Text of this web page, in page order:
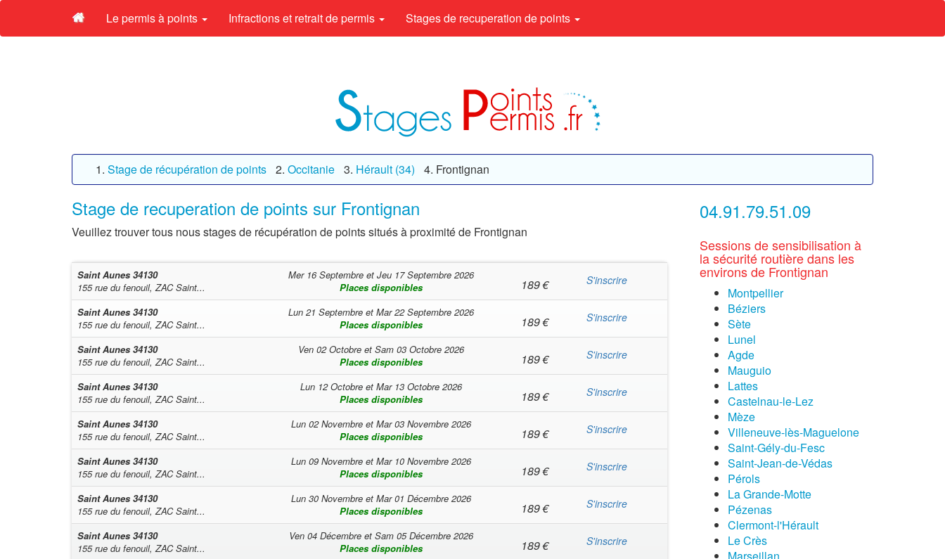
Le permis à points Infractions et retrait de permis Stages de recuperation de points
Stage de récupération de points Occitanie Hérault (34) Frontignan
Stage de recuperation de points sur Frontignan
Veuillez trouver tous nous stages de récupération de points situés à proximité de Frontignan
Saint Aunes 34130
155 rue du fenouil, ZAC Saint...
Mer 16 Septembre et Jeu 17 Septembre 2026
Places disponibles
189€ S'inscrire
Saint Aunes 34130
155 rue du fenouil, ZAC Saint...
Lun 21 Septembre et Mar 22 Septembre 2026
Places disponibles
189€ S'inscrire
Saint Aunes 34130
155 rue du fenouil, ZAC Saint...
Ven 02 Octobre et Sam 03 Octobre 2026
Places disponibles
189€ S'inscrire
Saint Aunes 34130
155 rue du fenouil, ZAC Saint...
Lun 12 Octobre et Mar 13 Octobre 2026
Places disponibles
189€ S'inscrire
Saint Aunes 34130
155 rue du fenouil, ZAC Saint...
Lun 02 Novembre et Mar 03 Novembre 2026
Places disponibles
189€ S'inscrire
Saint Aunes 34130
155 rue du fenouil, ZAC Saint...
Lun 09 Novembre et Mar 10 Novembre 2026
Places disponibles
189€ S'inscrire
Saint Aunes 34130
155 rue du fenouil, ZAC Saint...
Lun 30 Novembre et Mar 01 Décembre 2026
Places disponibles
189€ S'inscrire
Saint Aunes 34130
155 rue du fenouil, ZAC Saint...
Ven 04 Décembre et Sam 05 Décembre 2026
Places disponibles
189€ S'inscrire
04.91.79.51.09
Sessions de sensibilisation à
la sécurité routière dans les
environs de Frontignan
Montpellier
Béziers
Sète
Lunel
Agde
Mauguio
Lattes
Castelnau-le-Lez
Mèze
Villeneuve-lès-Maguelone
Saint-Gély-du-Fesc
Saint-Jean-de-Védas
Pérols
La Grande-Motte
Pézenas
Clermont-l'Hérault
Le Crès